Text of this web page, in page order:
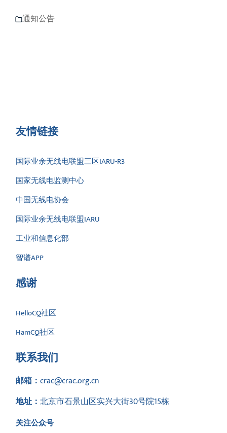
通知公告
友情链接
国际业余无线电联盟三区IARU-R3
国家无线电监测中心
中国无线电协会
国际业余无线电联盟IARU
工业和信息化部
智谱APP
感谢
HelloCQ社区
HamCQ社区
联系我们
邮箱： crac@crac.org.cn
地址： 北京市石景山区实兴大街30号院15栋
关注公众号